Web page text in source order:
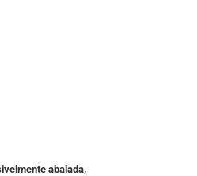
abalada,